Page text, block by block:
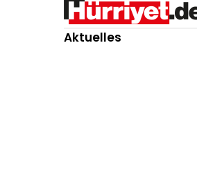
Aktuelles